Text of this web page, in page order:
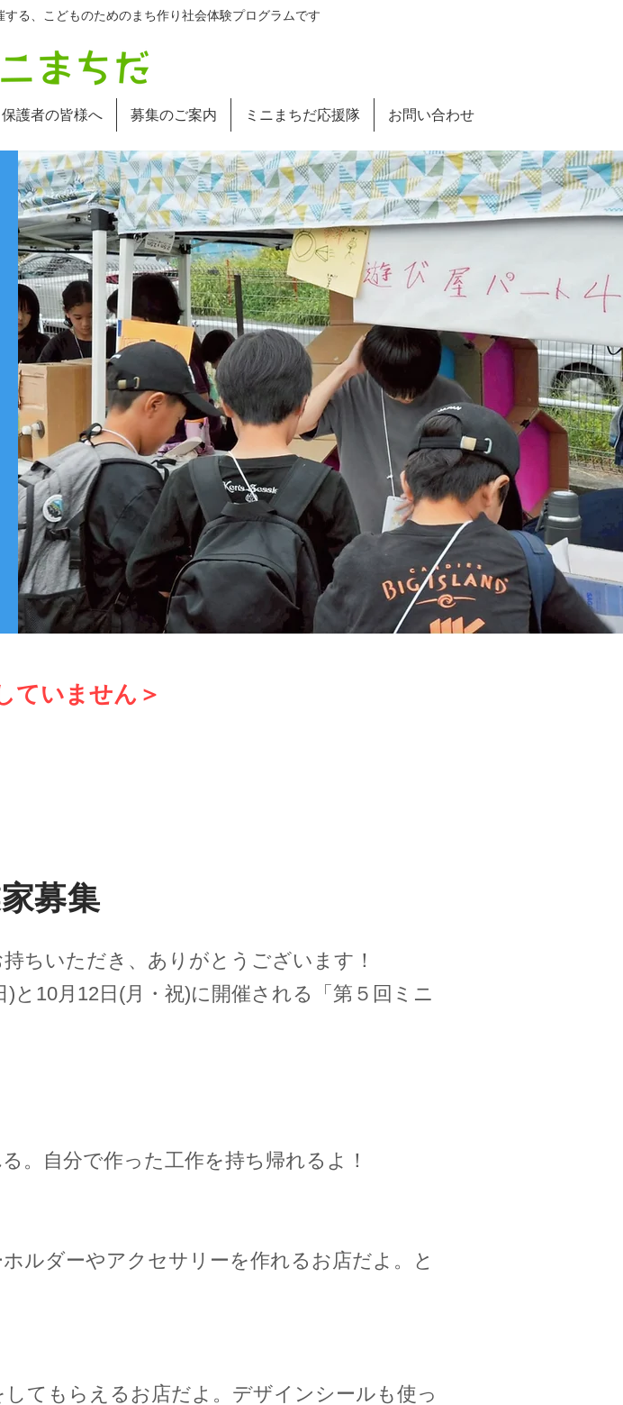
る、こどものためのまち作り社会体験プログラムです​
保護者の皆様へ 募集のご案内 ミニまちだ応援隊 お問い合わせ
ていません＞
募集
ちいただき、ありがとうございます！
10月12日(月・祝)に開催される「第５回ミニ
。自分で作った工作を持ち帰れるよ！
ルダーやアクセサリーを作れるお店だよ。と
てもらえるお店だよ。デザインシールも使っ